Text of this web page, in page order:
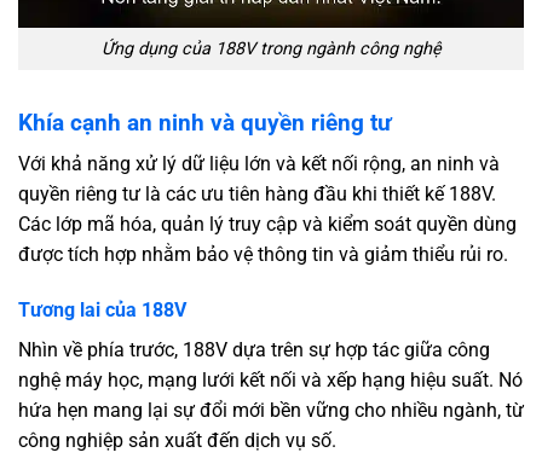
Ứng dụng của 188V trong ngành công nghệ
Khía cạnh an ninh và quyền riêng tư
Với khả năng xử lý dữ liệu lớn và kết nối rộng, an ninh và
quyền riêng tư là các ưu tiên hàng đầu khi thiết kế 188V.
Các lớp mã hóa, quản lý truy cập và kiểm soát quyền dùng
được tích hợp nhằm bảo vệ thông tin và giảm thiểu rủi ro.
Tương lai của 188V
Nhìn về phía trước, 188V dựa trên sự hợp tác giữa công
nghệ máy học, mạng lưới kết nối và xếp hạng hiệu suất. Nó
hứa hẹn mang lại sự đổi mới bền vững cho nhiều ngành, từ
công nghiệp sản xuất đến dịch vụ số.